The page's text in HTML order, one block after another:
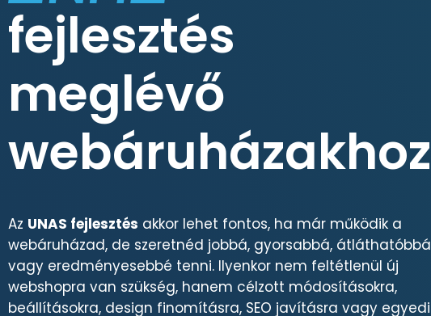
fejlesztés
meglévő
webáruházakhoz
Az UNAS fejlesztés akkor lehet fontos, ha már működik a
webáruházad, de szeretnéd jobbá, gyorsabbá, átláthatóbbá
vagy eredményesebbé tenni. Ilyenkor nem feltétlenül új
webshopra van szükség, hanem célzott módosításokra,
beállításokra, design finomításra, SEO javításra vagy egyedi